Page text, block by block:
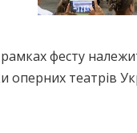
фесту
театрів